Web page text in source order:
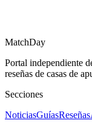
MatchDay
Portal independiente
reseñas de casas de
Secciones
NoticiasGuíasReseñas